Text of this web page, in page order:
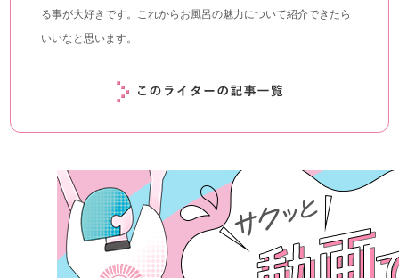
る事が大好きです。これからお風呂の魅力について紹介できたら
いいなと思います。